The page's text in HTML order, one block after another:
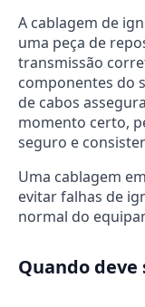
A cablagem de
uma peça de
transmissão
componentes do
de cabos
momento certo,
seguro e
Uma cablagem
evitar falhas de
normal do
Quando